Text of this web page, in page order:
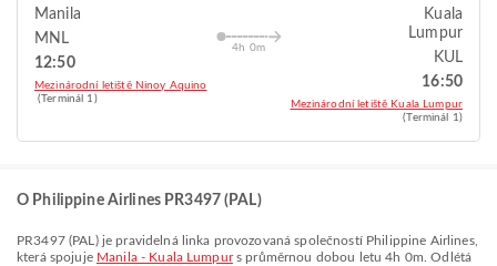
Manila
MNL
12:50
Mezinárodní letiště Ninoy Aquino
(Terminál 1)
4h 0m
Kuala
Lumpur
KUL
16:50
Mezinárodní letiště Kuala Lumpur
(Terminál 1)
O Philippine Airlines PR3497 (PAL)
PR3497(PAL ) je pravidelná linka provozovaná společností Philippine Airlines,
která spojuje Manila - Kuala Lumpurs průměrnou dobou letu4h 0m . Odlétá